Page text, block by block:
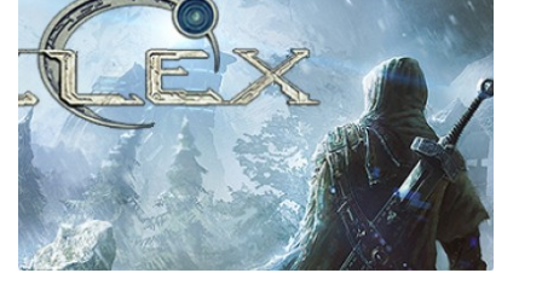
Assassin's Creed Unity